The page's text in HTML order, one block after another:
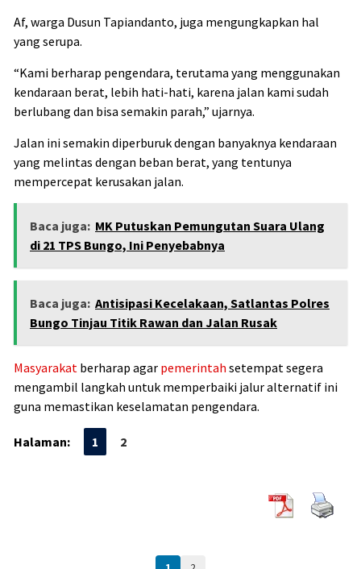
Af, warga Dusun Tapiandanto, juga mengungkapkan hal
yang serupa.
“Kami berharap pengendara, terutama yang menggunakan
kendaraan berat, lebih hati-hati, karena jalan kami sudah
berlubang dan bisa semakin parah,” ujarnya.
Jalan ini semakin diperburuk dengan banyaknya kendaraan
yang melintas dengan beban berat, yang tentunya
mempercepat kerusakan jalan.
Baca juga: MK Putuskan Pemungutan Suara Ulang
di 21 TPS Bungo, Ini Penyebabnya
Baca juga: Antisipasi Kecelakaan, Satlantas Polres
Bungo Tinjau Titik Rawan dan Jalan Rusak
Masyarakat berharap agar pemerintah setempat segera
mengambil langkah untuk memperbaiki jalur alternatif ini
guna memastikan keselamatan pengendara.
Halaman: 1 2